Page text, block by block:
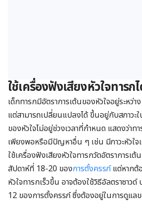
ใช้เครื่องฟังเสียงหัวใจทารก
เด็กทารกมีอัตราการเต้นของหัวใจอยู่ระหว่
แต่สามารถเปลี่ยนแปลงได้ ขึ้นอยู่กับสภาวะ
ของหัวใจไม่อยู่ช่วงเวลาที่กำหนด แสดงว่าท
เพียงพอหรือมีปัญหาอื่น ๆ เช่น มีภาวะหัวใจ
ใช้เครื่องฟังเสียงหัวใจทารกวัดอัตราการเ
สัปดาห์ที่ 18-20 ของการตั้งครรภ์แต่หากต้
หัวใจทารกเร็วขึ้น อาจต้องใช้วิธีอัลตราซาว
12 ของการตั้งครรภ์ ซึ่งต้องอยู่ในการดูแ